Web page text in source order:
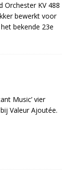
Orchester KV 488
bewerkt voor
bekende 23e
Music’ vier
Valeur Ajoutée.